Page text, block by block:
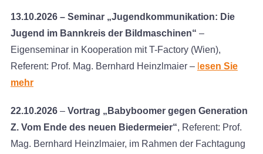
13.10.2026 – Seminar „Jugendkommunikation: Die
Jugend im Bannkreis der Bildmaschinen“ –
Eigenseminar in Kooperation mit T-Factory (Wien),
Referent: Prof. Mag. Bernhard Heinzlmaier – esen Sie
mehr
22.10.2026– Vortrag „Babyboomer gegen Generation
Z. Vom Ende des neuen Biedermeier“, Referent: Prof.
Mag. Bernhard Heinzlmaier, im Rahmen der Fachtagung